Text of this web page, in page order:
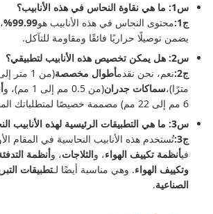
س1: ما هي نقاوة النحاس في هذه الأنابيب؟
ج1:
محتوى النحاس في هذه الأنابيب هو99.99%
يضمن توصيلًا حراريًا فائقًا ومقاومة للتآكل.
س2: هل يمكن تخصيص هذه الأنابيب لتطبيقي؟
ج2:
نعم، نحن نقدمأطوال مخصصة
مترًا)،سماكات جدران(من 0.5 مم إلى 1 مم)، و
6 مم إلى 22 مم) مصممة خصيصًا لمتطلباتك المحددة.
س3: ما هي التطبيقات الرئيسية لهذه الأنابيب النحاسية؟
ج3:
تُستخدم هذه الأنابيب النحاسية في المقام
فيأنظمة تكييف الهواء، والثلاجات، وأنظمة
وتكييف الهواء. وهي مناسبة أيضًا لـتطبيقات
الصناعية.